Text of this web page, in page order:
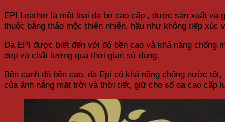
EPI Leather là một loại da bò cao cấp , được sản xuất
thuộc bằng thảo mộc thiên nhiên, hầu như không tiếp
Da EPI được biết đến với độ bền cao và khả năng chống
đẹp và chất lượng qua thời gian sử dụng.
Bên cạnh độ bền cao, da Epi có khả năng chống nước
của ánh nắng mặt trời và thời tiết, giữ cho sổ da cao cấp